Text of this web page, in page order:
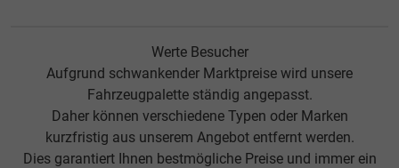
Werte Besucher
Aufgrund schwankender Marktpreise wird unsere
Fahrzeugpalette ständig angepasst.
Daher können verschiedene Typen oder Marken
kurzfristig aus unserem Angebot entfernt werden.
Dies garantiert Ihnen bestmögliche Preise und immer ein